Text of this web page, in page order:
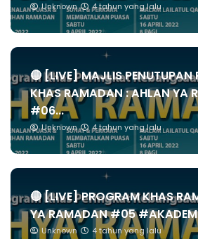
Unknown 4 tahun yang lalu
🔴 [LIVE] MAJLIS PENUTUPAN
KHAS RAMADAN : AHLAN YA
#06...
Unknown 4 tahun yang lalu
🔴 [LIVE] PROGRAM KHAS
YA RAMADAN #05
Unknown 4 tahun yang lalu